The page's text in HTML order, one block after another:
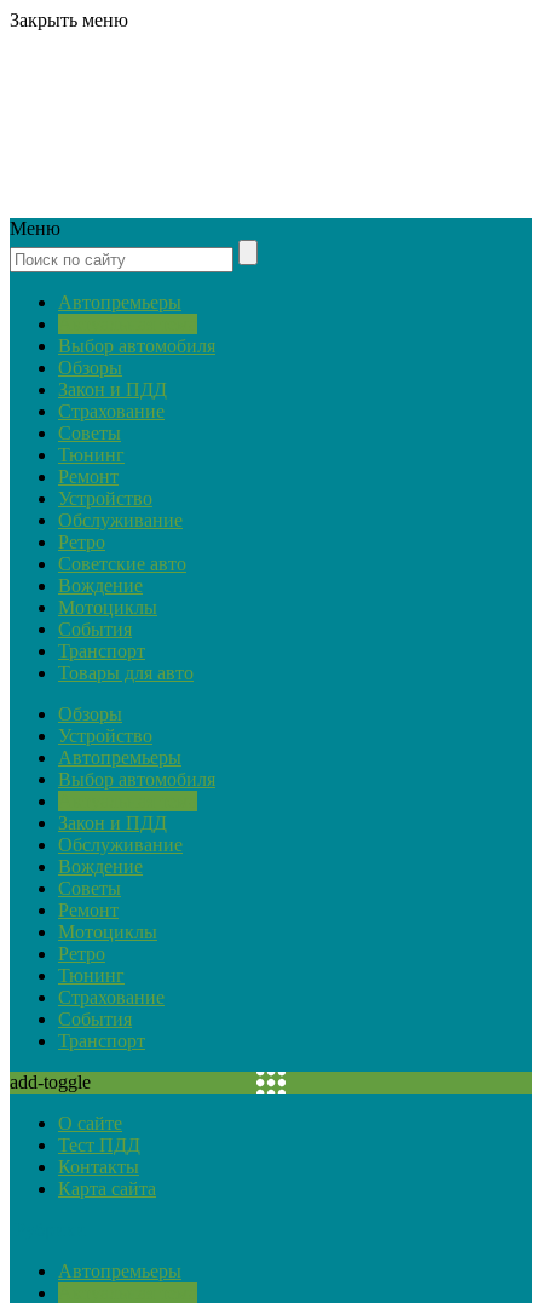
Закрыть меню
Меню
Автопремьеры
Выбор автомобиля
Обзоры
Закон и ПДД
Страхование
Советы
Тюнинг
Ремонт
Устройство
Обслуживание
Ретро
Советские авто
Вождение
Мотоциклы
События
Транспорт
Товары для авто
Обзоры
Устройство
Автопремьеры
Выбор автомобиля
Закон и ПДД
Обслуживание
Вождение
Советы
Ремонт
Мотоциклы
Ретро
Тюнинг
Страхование
События
Транспорт
add-toggle
О сайте
Тест ПДД
Контакты
Карта сайта
Автопремьеры